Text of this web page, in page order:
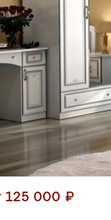
125 000 ₽